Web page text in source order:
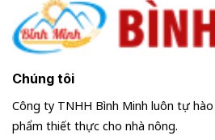
Chúng tôi
Công ty TNHH Bình Minh luôn tự
phẩm thiết thực cho nhà nông.